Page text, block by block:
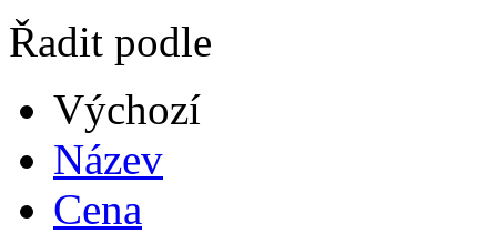
Řadit podle
Výchozí
Název
Cena